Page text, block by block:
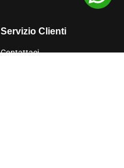
Servizio Clienti
Contattaci